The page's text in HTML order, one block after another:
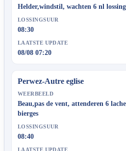
Helder,windstil, wachten 6 nl
LOSSINGSUUR
08:30
LAATSTE UPDATE
08/08 07:20
Perwez-Autre eglise
WEERBEELD
Beau,pas de vent, attenderen 6
bierges
LOSSINGSUUR
08:40
LAATSTE UPDATE